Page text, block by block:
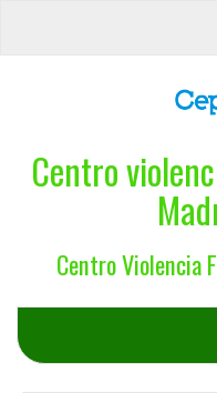
Centro
Centro Violencia